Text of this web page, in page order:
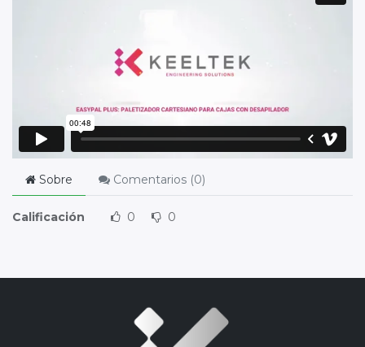
Sobre Comentarios (0)
Calificación 0 0